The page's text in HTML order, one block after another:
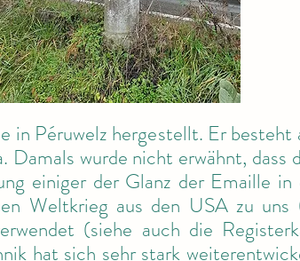
in Péruwelz hergestellt. Er
Damals wurde nicht erwähnt, dass
einiger der Glanz der Emaille
Weltkrieg aus den USA zu
(siehe auch die
hat sich sehr stark